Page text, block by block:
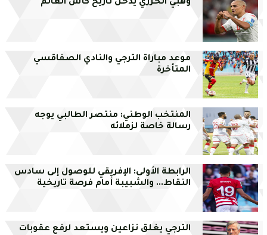
وهبي الخزري يدخل تاريخ كأس العالم
موعد مباراة الترجي والنادي الصفاقسي
المتأخرة
المنتخب الوطني: منتصر الطالبي يوجه
رسالة خاصة لزملائه
الرابطة الأولى: الإفريقي للوصول إلى سادس
النقاط... والشبيبة أمام فرصة تاريخية
الترجي يغلق نزاعين ويستعد لرفع عقوبات